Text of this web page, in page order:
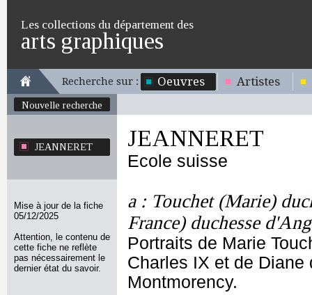
Les collections du département des
arts graphiques
Recherche sur : Oeuvres Artistes
Nouvelle recherche
JEANNERET
Mise à jour de la fiche
05/12/2025
Attention, le contenu de
cette fiche ne reflète
pas nécessairement le
dernier état du savoir.
JEANNERET
Ecole suisse
a : Touchet (Marie)
France) duchesse
Portraits de Marie
Charles IX et de
Montmorency.